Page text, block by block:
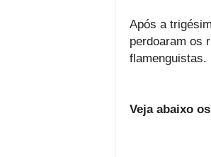
Após a
perdoaram os
flamenguistas.
Veja abaixo